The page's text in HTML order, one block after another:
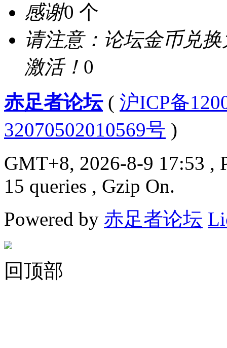
感谢0 个
请注意：论坛金币兑
激活！ 0
赤足者论坛( 沪ICP备
32070502010569号 )
GMT+8, 2026-8-9 17:53 ,
15 queries , Gzip On.
Powered by 赤足者论坛
回顶部